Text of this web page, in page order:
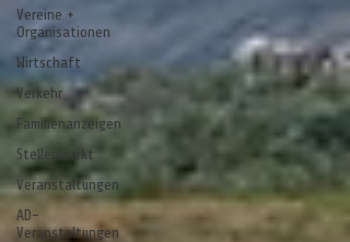
Vereine +
Organisationen
Wirtschaft
Verkehr
Familienanzeigen
Stellenmarkt
Veranstaltungen
AD-
Veranstaltungen